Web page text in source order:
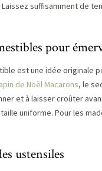
suffisamment de
pour
est une idée originale
de Noël Macarons, le
et à laisser croûter
uniforme. Pour les
ustensiles